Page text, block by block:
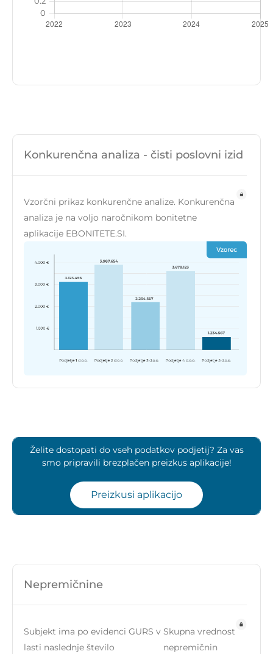
Konkurenčna analiza - čisti poslovni izid
Vzorčni prikaz konkurenčne analize. Konkurenčna
analiza je na voljo naročnikom bonitetne
aplikacije EBONITETE.SI.
Želite dostopati do vseh podatkov podjetij? Za vas
smo pripravili brezplačen preizkus aplikacije!
Preizkusi aplikacijo
Nepremičnine
Subjekt ima po evidenci GURS v
lasti naslednje število
Skupna vrednost
nepremičnin